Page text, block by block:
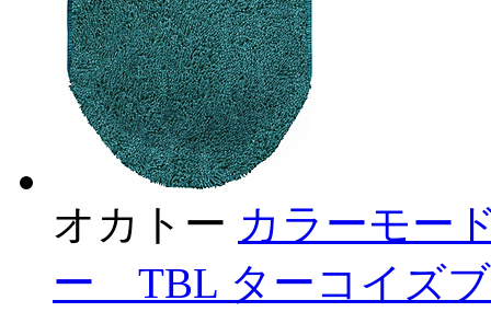
オカトー カラーモー
ー TBL ターコイズ